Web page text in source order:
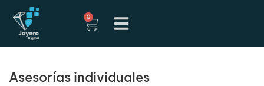
0
Asesorías individuales